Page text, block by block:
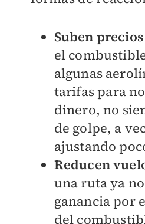
Suben
el
algunas
tarifas para
dinero, no
de golpe, a
ajustando
Reducen
una ruta ya
ganancia por
del